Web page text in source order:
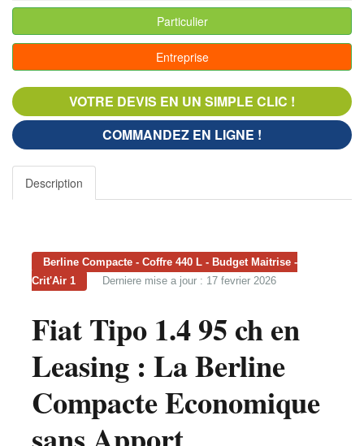
Particulier
Entreprise
VOTRE DEVIS EN UN SIMPLE CLIC !
COMMANDEZ EN LIGNE !
Description
Berline Compacte - Coffre 440 L - Budget Maitrise -
Crit'Air 1
Derniere mise a jour : 17 fevrier 2026
Fiat Tipo 1.4 95 ch en
Leasing : La Berline
Compacte Economique